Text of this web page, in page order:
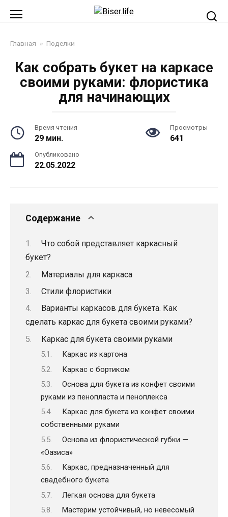
Главная » Поделки
Как собрать букет на каркасе
своими руками: флористика
для начинающих
Время чтения
29 мин.
Просмотры
641
Опубликовано
22.05.2022
Содержание
Что собой представляет каркасный
букет?
Материалы для каркаса
Стили флористики​
Варианты каркасов для букета. Как
сделать каркас для букета своими руками?
Каркас для букета своими руками
Каркас из картона
Каркас с бортиком
Основа для букета из конфет своими
руками из пенопласта и пеноплекса
Каркас для букета из конфет своими
собственными руками
Основа из флористической губки —
«Оазиса»
Каркас, предназначенный для
свадебного букета
Легкая основа для букета
Мастерим устойчивый, но невесомый